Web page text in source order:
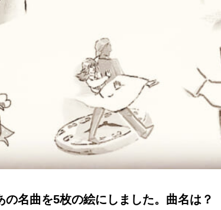
の名曲を5枚の絵にしました。曲名は？